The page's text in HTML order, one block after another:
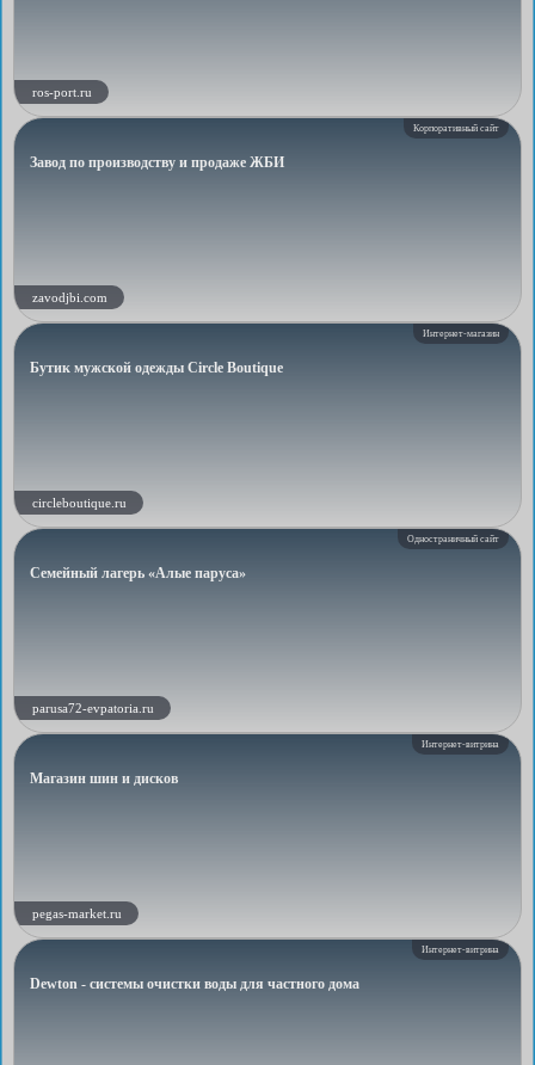
ros-port.ru
Корпоративный сайт
Завод по производству и продаже ЖБИ
zavodjbi.com
Интернет-магазин
Бутик мужской одежды Circle Boutique
circleboutique.ru
Одностраничный сайт
Семейный лагерь «Алые паруса»
parusa72-evpatoria.ru
Интернет-витрина
Магазин шин и дисков
pegas-market.ru
Интернет-витрина
Dewton - системы очистки воды для частного дома